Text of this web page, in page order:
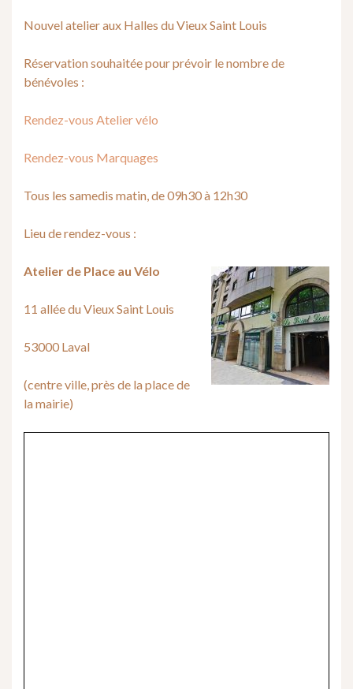
Nouvel atelier aux Halles du Vieux Saint Louis
Réservation souhaitée pour prévoir le nombre de
bénévoles :
Rendez-vous Atelier vélo
Rendez-vous Marquages
Tous les samedis matin, de 09h30 à 12h30
Lieu de rendez-vous :
Atelier de Place au Vélo
11 allée du Vieux Saint Louis
53000 Laval
(centre ville, près de la place de
la mairie)